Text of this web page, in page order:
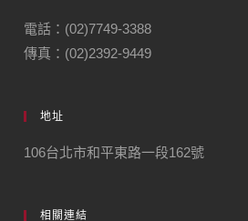
電話：(02)7749-3388
傳真：(02)2392-9449
地址
106台北市和平東路一段162號
相關連結